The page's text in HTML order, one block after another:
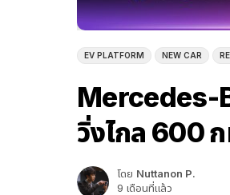
EV PLATFORM NEW CAR
Mercedes-
วิ่งไกล 600
โดย Nuttanon P.
9 เดือนที่แล้ว